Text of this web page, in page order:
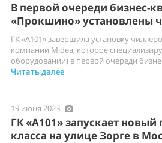
В первой очереди бизнес-
«Прокшино» установлены
ГК «А101» завершила установку
компании Midea, которое
оборудовании) в первой очереди
Читать далее
19 июня 2023
ГК «А101» запускает новый
класса на улице Зорге в